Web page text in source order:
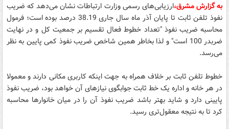
به گزارش مشرق،ارزیابی‌های رسمی وزارت ارتباطات نشان می‌دهد که ضریب
نفوذ تلفن ثابت تا پایان آذر ماه سال جاری 38.19 درصد بوده است؛ فرمول
محاسبه ضریب نفوذ "تعداد خطوط فعال تقسیم بر جمعیت کل و در نهایت
ضربدر 100 است" و لذا بخاطر همین شاخص ضریب نفوذ کمی پایین به نظر
می‌رسد.
خطوط تلفن ثابت بر خلاف همراه به جهت اینکه کاربری مکانی دارند و معمولا
در هر خانه و اداره یک خط ثابت جوابگوی نیازهای آن خواهد بود، ضریب نفوذ
پایینی دارد و شاید بهتر باشد ضریب نفوذ آن را در میان خانوارها محاسبه
کرد تا به نتیجه معقول‌تری رسید.